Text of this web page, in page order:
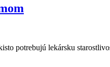
potrebujú lekársku